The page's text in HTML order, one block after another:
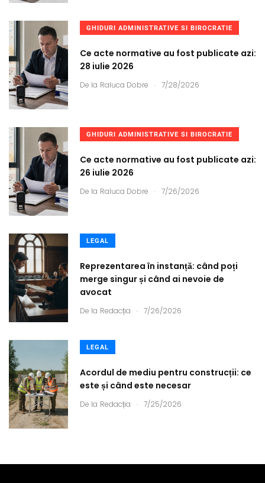
GHIDURI ADMINISTRATIVE SI BIROCRATIE
Ce acte normative au fost publicate azi:
28 iulie 2026
De la Raluca Dobre . 7/28/2026
GHIDURI ADMINISTRATIVE SI BIROCRATIE
Ce acte normative au fost publicate azi:
26 iulie 2026
De la Raluca Dobre . 7/26/2026
LEGAL
Reprezentarea în instanță: când poți
merge singur și când ai nevoie de
avocat
De la Redacția . 7/26/2026
LEGAL
Acordul de mediu pentru construcții: ce
este și când este necesar
De la Redacția . 7/25/2026